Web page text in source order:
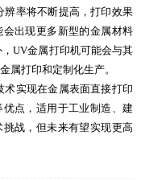
辨率将不断提高，打印效果
出现更多新型的金属材料
UV金属打印机可能会与其
属打印和定制化生产。
实现在金属表面直接打印
点，适用于工业制造、建
战，但未来有望实现更高